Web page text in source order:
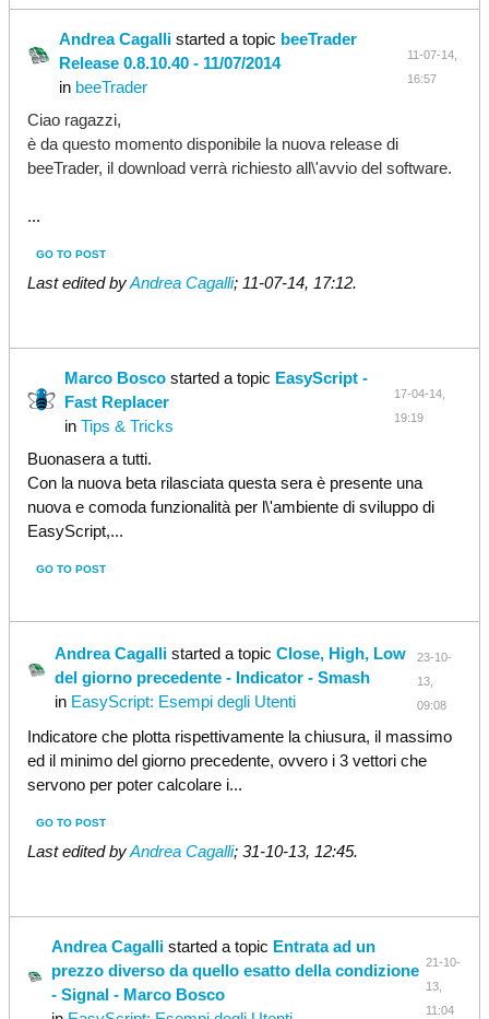
Andrea Cagalli started a topic beeTrader
Release 0.8.10.40 - 11/07/2014
in beeTrader
11-07-14,
16:57
Ciao ragazzi,
è da questo momento disponibile la nuova release di
beeTrader, il download verrà richiesto all\'avvio del software.
...
GO TO POST
Last edited byAndrea Cagalli; 11-07-14, 17:12.
Marco Boscostarted a topic EasyScript -
Fast Replacer
in Tips & Tricks
17-04-14,
19:19
Buonasera a tutti.
Con la nuova beta rilasciata questa sera è presente una
nuova e comoda funzionalità per l\'ambiente di sviluppo di
EasyScript,...
GO TO POST
Andrea Cagalli started a topicClose, High, Low
del giorno precedente - Indicator - Smash
in EasyScript: Esempi degli Utenti
23-10-
13,
09:08
Indicatore che plotta rispettivamente la chiusura, il massimo
ed il minimo del giorno precedente, ovvero i 3 vettori che
servono per poter calcolare i...
GO TO POST
Last edited byAndrea Cagalli; 31-10-13, 12:45.
Andrea Cagallistarted a topic Entrata ad un
prezzo diverso da quello esatto della condizione
- Signal - Marco Bosco
21-10-
13,
11:04